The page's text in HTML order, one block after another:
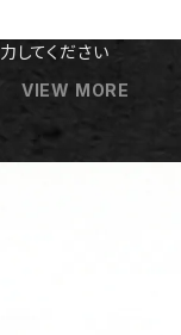
してください
VIEW MORE